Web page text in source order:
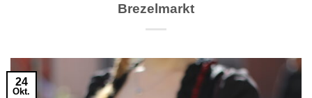
Brezelmarkt
24
Okt.